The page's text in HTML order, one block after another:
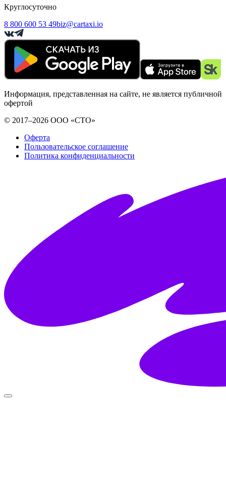
Круглосуточно
8 800 600 53 49biz@cartaxi.io
Информация, представленная на сайте, не является публичной
офертой
© 2017–2026 ООО «СТО»
Оферта
Пользовательское соглашение
Политика конфиденциальности